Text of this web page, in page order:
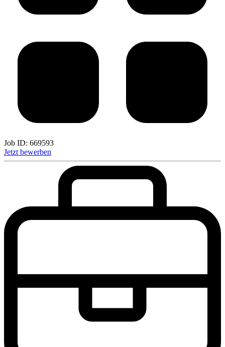
Job ID: 669593
Jetzt bewerben